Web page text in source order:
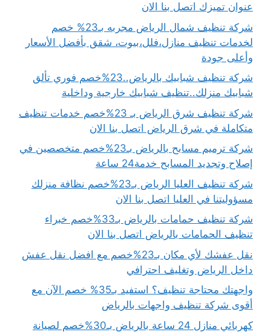
عنوان تميزك اتصل بنا الان
شركة تنظيف شمال الرياض مجربه بـ23% خصم
لخدمات تنظيف منازل،فلل،بيوت، شقق بأفضل الأسعار
وأعلى جودة
شركة تنظيف شبابيك بالرياض..23%خصم فوري تألق
شبابيك منزلك..تنظيف شبابيك خارجية وداخلية
شركة تنظيف شرق الرياض بـ 23%خصم خدمات تنظيف
متكاملة في شرق الرياض اتصل بنا الان
شركة ترميم مسابح بالرياض بـ23%خصم متخصصين في
إصلاح وتجديد المسابح خدمة24 ساعة
شركة تنظيف العليا الرياض بـ23%خصم نظافة منزلك
مسؤوليتنا في العليا اتصل بنا الان
شركة تنظيف حمامات بالرياض بـ33%خصم خبراء
تنظيف الحمامات بالرياض اتصل بنا الان
نقل عفشك لأي مكان بـ23%خصم مع افضل نقل عفش
داخل الرياض وتغليف احترافي
واجهتك محتاجة تنظيف؟ استفيد بـ35% خصم الآن مع
أقوى شركة تنظيف واجهات بالرياض
كهربائي منازل 24 ساعة بالرياض بـ30%خصم لصيانة